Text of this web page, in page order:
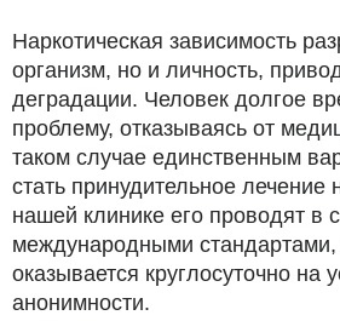
Наркотическая зависимость
организм, но и личность,
деградации. Человек долгое
проблему, отказываясь от
таком случае единственным
стать принудительное лечение
нашей клинике его проводят в
международными
оказывается круглосуточно на
анонимности.